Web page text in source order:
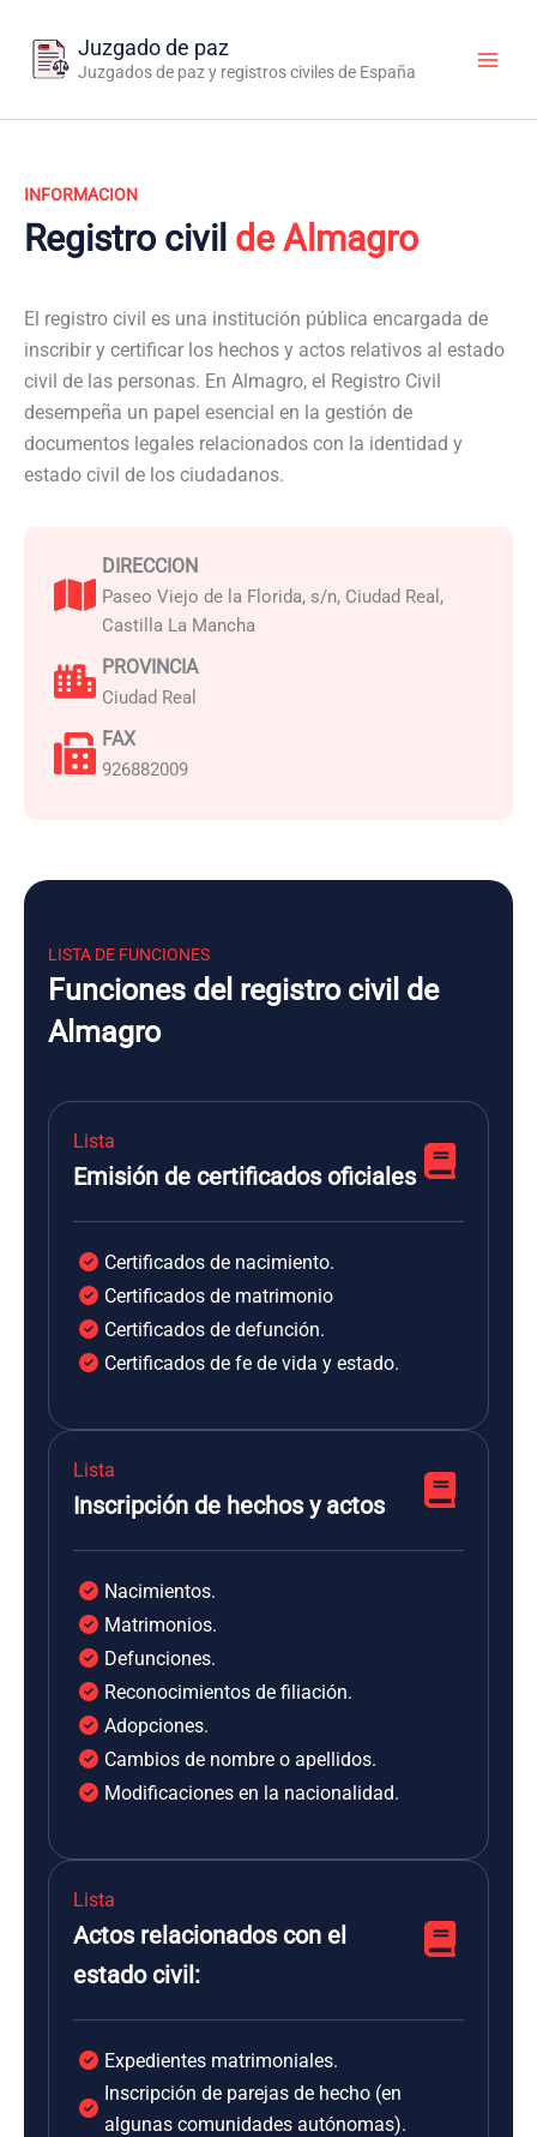
contenido
Juzgado de paz
Juzgados de paz y registros civiles de España
INFORMACION
Registro civil de Almagro
El registro civil es una institución pública encargada de
inscribir y certificar los hechos y actos relativos al estado
civil de las personas. En Almagro, el Registro Civil
desempeña un papel esencial en la gestión de
documentos legales relacionados con la identidad y
estado civil de los ciudadanos.
DIRECCION
Paseo Viejo de la Florida, s/n, Ciudad Real,
Castilla La Mancha
PROVINCIA
Ciudad Real
FAX
926882009
LISTA DE FUNCIONES
Funciones del registro civil de
Almagro
Lista
Emisión de certificados oficiales
Certificados de nacimiento.
Certificados de matrimonio
Certificados de defunción.
Certificados de fe de vida y estado.
Lista
Inscripción de hechos y actos
Nacimientos.
Matrimonios.
Defunciones.
Reconocimientos de filiación.
Adopciones.
Cambios de nombre o apellidos.
Modificaciones en la nacionalidad.
Lista
Actos relacionados con el
estado civil:
Expedientes matrimoniales.
Inscripción de parejas de hecho (en
algunas comunidades autónomas).